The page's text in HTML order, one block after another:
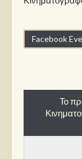
Facebook
Το